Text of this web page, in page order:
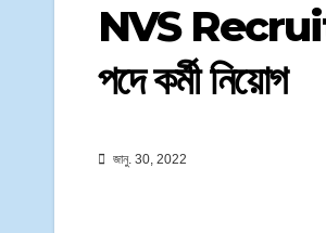
NVS
পদে কর্মী নিয়োগ
জানু. 30, 2022